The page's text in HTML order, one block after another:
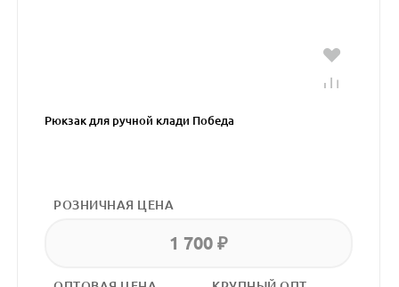
Рюкзак для ручной клади Победа
РОЗНИЧНАЯ ЦЕНА
1 700 ₽